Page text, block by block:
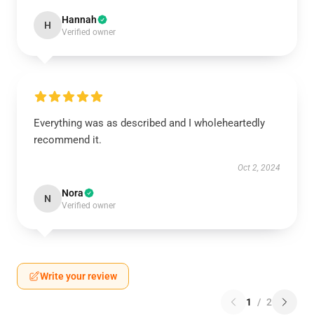
H Hannah
Verified owner
Everything was as described and I wholeheartedly
recommend it.
Oct 2, 2024
N Nora
Verified owner
Write your review
1 / 2